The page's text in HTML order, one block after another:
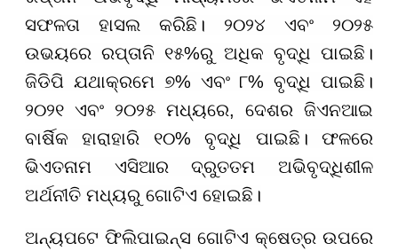
ସଫଳତା ହାସଲ କରିଛି। ୨୦୨୪ ଏବଂ ୨୦୨୫
ଉଭୟରେ ରପ୍ତାନି ୧୫%ରୁ ଅଧିକ ବୃଦ୍ଧି ପାଇଛି।
ଜିଡିପି ଯଥାକ୍ରମେ ୭% ଏବଂ ୮% ବୃଦ୍ଧି ପାଇଛି।
୨୦୨୧ ଏବଂ ୨୦୨୫ ମଧ୍ୟରେ, ଦେଶର ଜିଏନଆଇ
ବାର୍ଷିକ ହାରାହାରି ୧୦% ବୃଦ୍ଧି ପାଇଛି। ଫଳରେ
ଭିଏତନାମ ଏସିଆର ଦ୍ରୁତତମ ଅଭିବୃଦ୍ଧିଶୀଳ
ଅର୍ଥନୀତି ମଧ୍ୟରୁ ଗୋଟିଏ ହୋଇଛି।
ଅନ୍ୟପଟେ ଫିଲିପାଇନ୍ସ ଗୋଟିଏ କ୍ଷେତ୍ର ଉପରେ